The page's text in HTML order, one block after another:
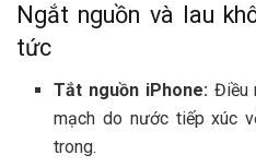
Ngắt nguồn và lau
tức
Tắt nguồn iPhone: Điều
mạch do nước tiếp xúc
trong.